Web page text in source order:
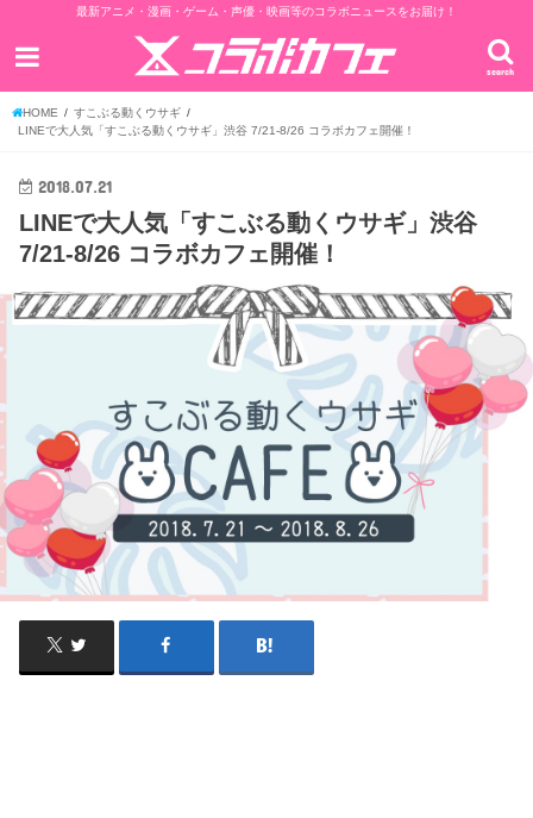
最新アニメ・漫画・ゲーム・声優・映画等のコラボニュースをお届け！
search
HOME
すこぶる動くウサギ
LINEで大人気「すこぶる動くウサギ」渋谷 7/21-8/26 コラボカフェ開催！
2018.07.21
LINEで大人気「すこぶる動くウサギ」渋谷
7/21-8/26 コラボカフェ開催！